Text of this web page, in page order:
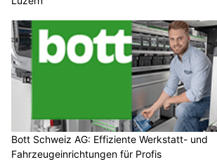
Bott Schweiz AG: Effiziente Werkstatt- und
Fahrzeugeinrichtungen für Profis